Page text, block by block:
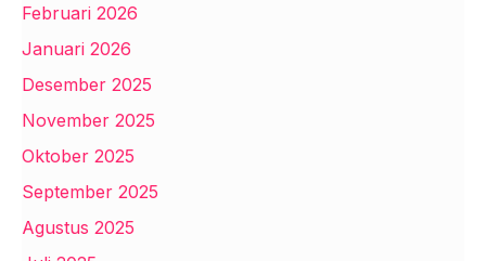
Februari 2026
Januari 2026
Desember 2025
November 2025
Oktober 2025
September 2025
Agustus 2025